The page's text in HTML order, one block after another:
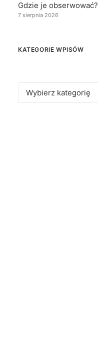
Gdzie je obserwować?
7 sierpnia 2026
KATEGORIE WPISÓW
Kategorie